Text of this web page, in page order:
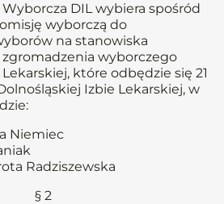
DIL wybiera spośród
wyborczą do
na stanowiska
wyborczego
które odbędzie się 21
Izbie Lekarskiej, w
Niemiec
Radziszewska
§ 2